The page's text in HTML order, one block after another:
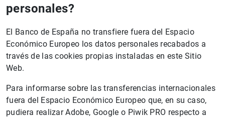
personales?
El Banco de España no transfiere fuera del Espacio
Económico Europeo los datos personales recabados a
través de las cookies propias instaladas en este Sitio
Web.
Para informarse sobre las transferencias internacionales
fuera del Espacio Económico Europeo que, en su caso,
pudiera realizar Adobe, Google o Piwik PRO respecto a